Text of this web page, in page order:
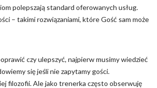
polepszają standard oferowanych usług.
– takimi rozwiązaniami, które Gość sam może
czy ulepszyć, najpierw musimy wiedzieć
się jeśli nie zapytamy gości.
filozofii. Ale jako trenerka często obserwuję